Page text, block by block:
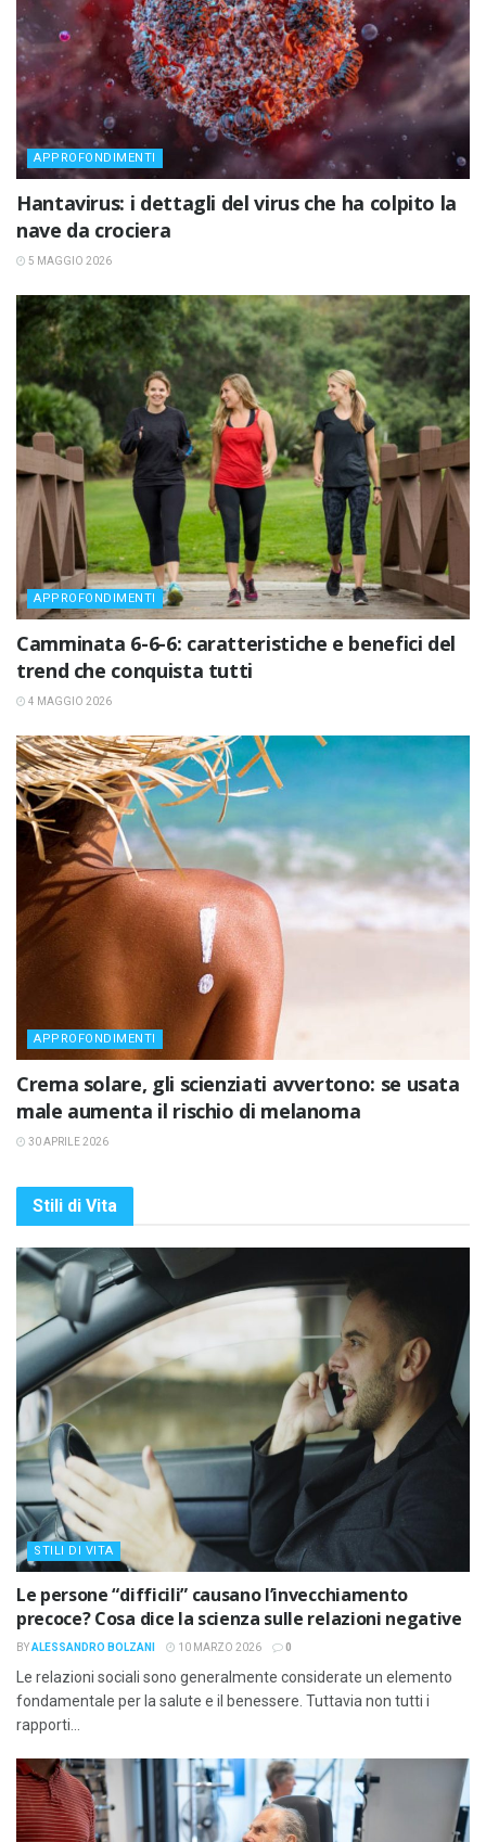
APPROFONDIMENTI
Hantavirus: i dettagli del virus che ha colpito la
nave da crociera
5 MAGGIO 2026
APPROFONDIMENTI
Camminata 6-6-6: caratteristiche e benefici del
trend che conquista tutti
4 MAGGIO 2026
APPROFONDIMENTI
Crema solare, gli scienziati avvertono: se usata
male aumenta il rischio di melanoma
30 APRILE 2026
Stili di Vita
STILI DI VITA
Le persone “difficili” causano l’invecchiamento
precoce? Cosa dice la scienza sulle relazioni negative
BYALESSANDRO BOLZANI 10 MARZO 2026 0
Le relazioni sociali sono generalmente considerate un elemento
fondamentale per la salute e il benessere. Tuttavia non tutti i
rapporti...